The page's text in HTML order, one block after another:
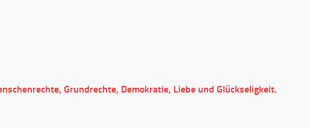
Grundrechte, Demokratie, Liebe und Glückseligkeit.